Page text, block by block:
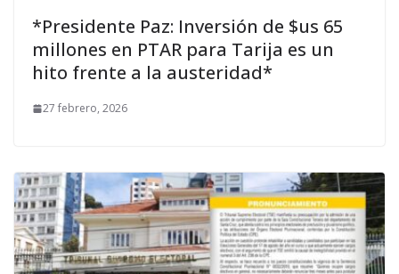
*Presidente Paz: Inversión de $us 65
millones en PTAR para Tarija es un
hito frente a la austeridad*
27 febrero, 2026